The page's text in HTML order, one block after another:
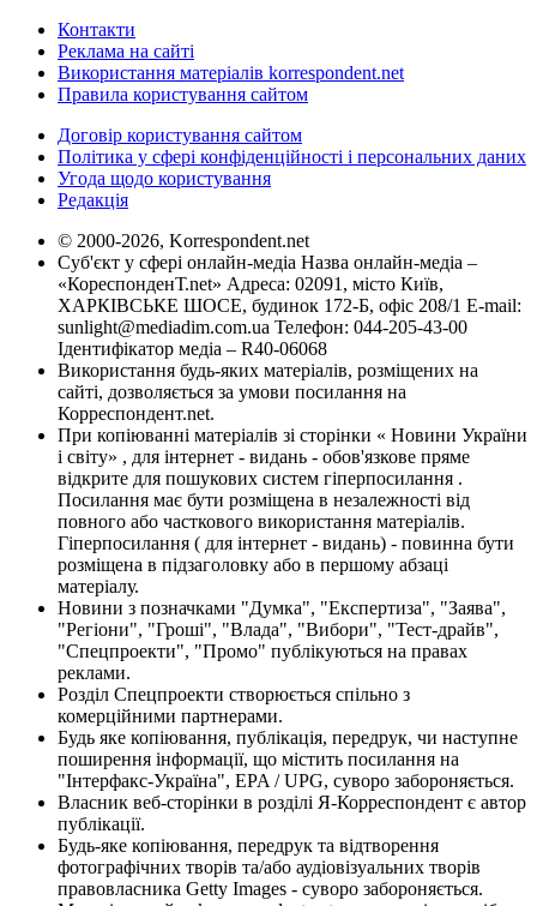
Контакти
Реклама на сайті
Використання матеріалів korrespondent.net
Правила користування сайтом
Договір користування сайтом
Політика у сфері конфіденційності і персональних даних
Угода щодо користування
Редакція
© 2000-2026, Korrespondent.net
Суб'єкт у сфері онлайн-медіа Назва онлайн-медіа –
«КореспонденТ.net» Адреса: 02091, місто Київ,
ХАРКІВСЬКЕ ШОСЕ, будинок 172-Б, офіс 208/1 E-mail:
sunlight@mediadim.com.ua Телефон: 044-205-43-00
Ідентифікатор медіа – R40-06068
Використання будь-яких матеріалів, розміщених на
сайті, дозволяється за умови посилання на
Корреспондент.net.
При копіюванні матеріалів зі сторінки « Новини України
і світу» , для інтернет - видань - обов'язкове пряме
відкрите для пошукових систем гіперпосилання .
Посилання має бути розміщена в незалежності від
повного або часткового використання матеріалів.
Гіперпосилання ( для інтернет - видань) - повинна бути
розміщена в підзаголовку або в першому абзаці
матеріалу.
Новини з позначками "Думка", "Експертиза", "Заява",
"Регіони", "Гроші", "Влада", "Вибори", "Тест-драйв",
"Спецпроекти", "Промо" публікуються на правах
реклами.
Розділ Спецпроекти створюється спільно з
комерційними партнерами.
Будь яке копіювання, публікація, передрук, чи наступне
поширення інформації, що містить посилання на
"Інтерфакс-Україна", EPA / UPG, суворо забороняється.
Власник веб-сторінки в розділі Я-Корреспондент є автор
публікації.
Будь-яке копіювання, передрук та відтворення
фотографічних творів та/або аудіовізуальних творів
правовласника Getty Images - суворо забороняється.